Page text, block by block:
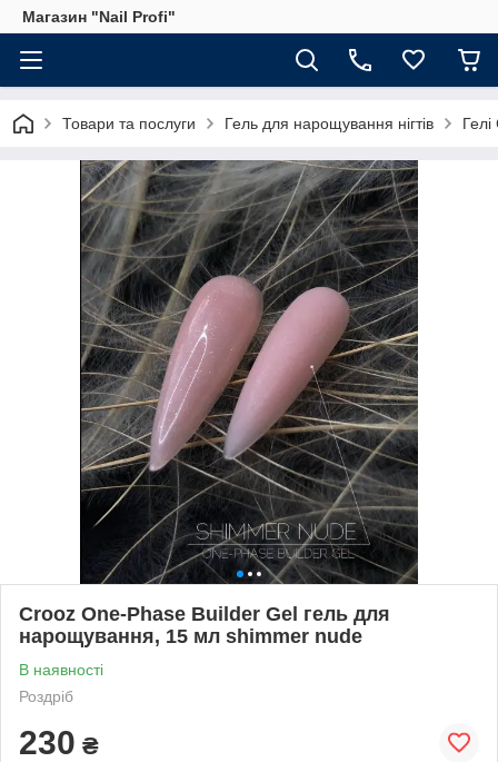
Магазин "Nail Profi"
Товари та послуги Гель для нарощування нігтів
Crooz One-Phase Builder Gel гель для
нарощування, 15 мл shimmer nude
В наявності
Роздріб
230 ₴